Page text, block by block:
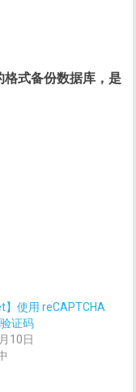
格式备份数据库，是
】使用 reCAPTCHA
证码
10日